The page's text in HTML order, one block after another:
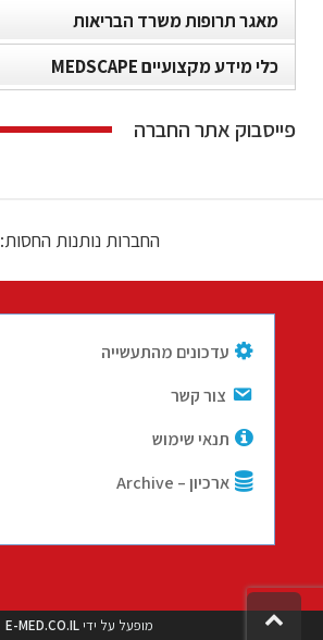
מאגר תרופות משרד הבריאות
כלי מידע מקצועיים MEDSCAPE
פייסבוק אתר החברה
החברות נותנות החסות:
עדכונים מהתעשייה
צור קשר
תנאי שימוש
ארכיון – Archive
מופעל על ידיE-MED.CO.IL גלילה